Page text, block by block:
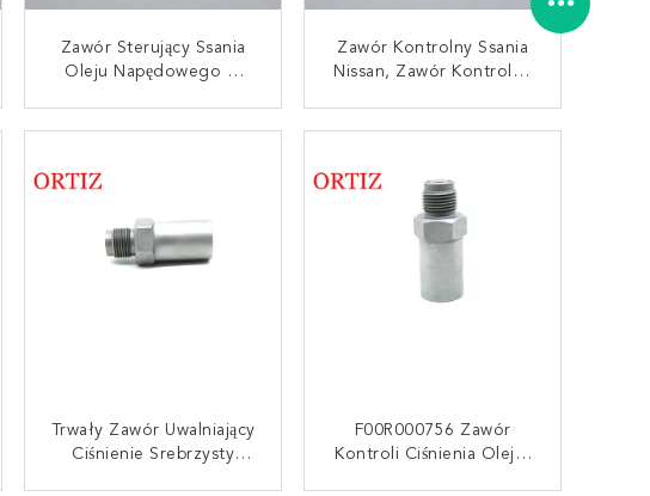
Zawór Sterujący Ssania
Oleju Napędowego O
SKONTAKTUJ SIĘ TERAZ
Zawór Kontrolny Ssania
Nissan, Zawór Kontrolny
SKONTAKTUJ SIĘ TERAZ
Trwały Zawór Uwalniający
Ciśnienie Srebrzysty
F00R000756 Zawór
Kontroli Ciśnienia Oleju,